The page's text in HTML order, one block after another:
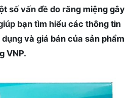
số vấn đề do răng miệng gây
bạn tìm hiểu các thông tin
và giá bán của sản phẩm
VNP.